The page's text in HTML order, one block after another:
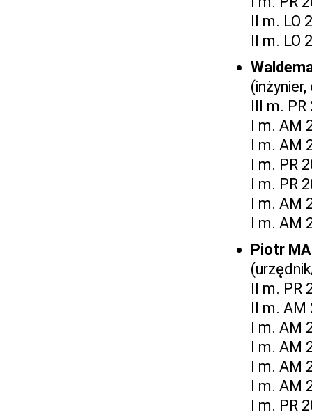
II m. LO
II m. LO
III m. PR
I m. AM
I m. AM
I m. PR
I m. PR
I m. AM
I m. AM
Piotr
II m. PR
II m. AM
I m. AM
I m. AM
I m. AM
I m. AM
I m. PR